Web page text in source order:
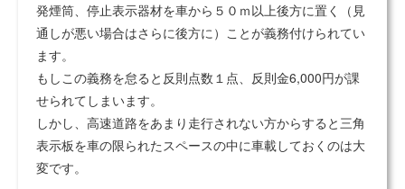
発煙筒、停止表示器材を車から５０ｍ以上後方に置く（見
通しが悪い場合はさらに後方に）ことが義務付けられてい
ます。
もしこの義務を怠ると反則点数１点、反則金6,000円が課
せられてしまいます。
しかし、高速道路をあまり走行されない方からすると三角
表示板を車の限られたスペースの中に車載しておくのは大
変です。